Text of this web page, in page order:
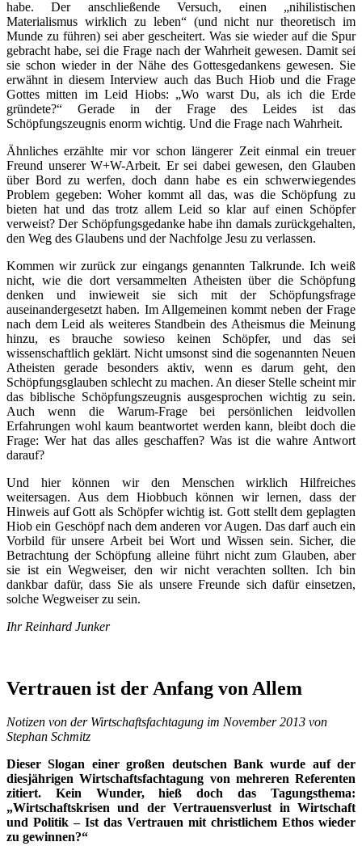
habe. Der anschließende Versuch, einen „nihilistischen
Materialismus wirklich zu leben“ (und nicht nur theoretisch im
Munde zu führen) sei aber gescheitert. Was sie wieder auf die Spur
gebracht habe, sei die Frage nach der Wahrheit gewesen. Damit sei
sie schon wieder in der Nähe des Gottesgedankens gewesen. Sie
erwähnt in diesem Interview auch das Buch Hiob und die Frage
Gottes mitten im Leid Hiobs: „Wo warst Du, als ich die Erde
gründete?“ Gerade in der Frage des Leides ist das
Schöpfungszeugnis enorm wichtig. Und die Frage nach Wahrheit.
Ähnliches erzählte mir vor schon längerer Zeit einmal ein treuer
Freund unserer W+W-Arbeit. Er sei dabei gewesen, den Glauben
über Bord zu werfen, doch dann habe es ein schwerwiegendes
Problem gegeben: Woher kommt all das, was die Schöpfung zu
bieten hat und das trotz allem Leid so klar auf einen Schöpfer
verweist? Der Schöpfungsgedanke habe ihn damals zurückgehalten,
den Weg des Glaubens und der Nachfolge Jesu zu verlassen.
Kommen wir zurück zur eingangs genannten Talkrunde. Ich weiß
nicht, wie die dort versammelten Atheisten über die Schöpfung
denken und inwieweit sie sich mit der Schöpfungsfrage
auseinandergesetzt haben. Im Allgemeinen kommt neben der Frage
nach dem Leid als weiteres Standbein des Atheismus die Meinung
hinzu, es brauche sowieso keinen Schöpfer, und das sei
wissenschaftlich geklärt. Nicht umsonst sind die sogenannten Neuen
Atheisten gerade besonders aktiv, wenn es darum geht, den
Schöpfungsglauben schlecht zu machen. An dieser Stelle scheint mir
das biblische Schöpfungszeugnis ausgesprochen wichtig zu sein.
Auch wenn die Warum-Frage bei persönlichen leidvollen
Erfahrungen wohl kaum beantwortet werden kann, bleibt doch die
Frage: Wer hat das alles geschaffen? Was ist die wahre Antwort
darauf?
Und hier können wir den Menschen wirklich Hilfreiches
weitersagen. Aus dem Hiobbuch können wir lernen, dass der
Hinweis auf Gott als Schöpfer wichtig ist. Gott stellt dem geplagten
Hiob ein Geschöpf nach dem anderen vor Augen. Das darf auch ein
Vorbild für unsere Arbeit bei Wort und Wissen sein. Sicher, die
Betrachtung der Schöpfung alleine führt nicht zum Glauben, aber
sie ist ein Wegweiser, den wir nicht verachten sollten. Ich bin
dankbar dafür, dass Sie als unsere Freunde sich dafür einsetzen,
solche Wegweiser zu sein.
Ihr Reinhard Junker
Vertrauen ist der Anfang von Allem
Notizen von der Wirtschaftsfachtagung im November 2013 von
Stephan Schmitz
Dieser Slogan einer großen deutschen Bank wurde auf der
diesjährigen Wirtschaftsfachtagung von mehreren Referenten
zitiert. Kein Wunder, hieß doch das Tagungsthema:
„Wirtschaftskrisen und der Vertrauensverlust in Wirtschaft
und Politik – Ist das Vertrauen mit christlichem Ethos wieder
zu gewinnen?“